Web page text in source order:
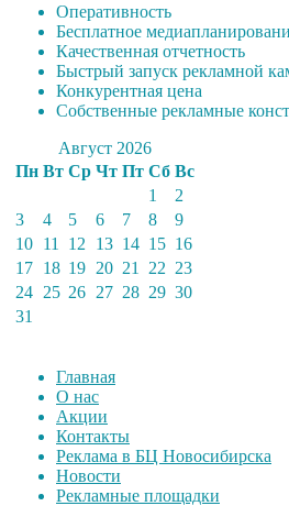
Оперативность
Бесплатное
Качественная отчетность
Быстрый запуск рекламной
Конкурентная цена
Собственные рекламные
Август 2026
Пн Вт Ср Чт Пт Сб Вс
1
2
3
4 5 6 7 8
9
10 11 12 13 14 15 16
17 18 19 20 21 22 23
24 25 26 27 28 29 30
31
Главная
О нас
Акции
Контакты
Реклама в БЦ Новосибирска
Новости
Рекламные площадки